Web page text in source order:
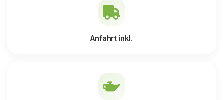
Anfahrt inkl.